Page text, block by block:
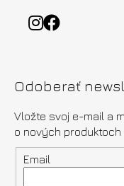
Odoberať
Vložte svoj e-mail a
o nových
Email